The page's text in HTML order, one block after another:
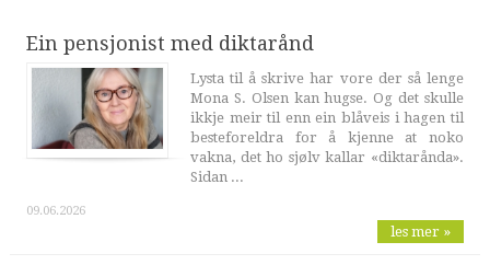
Ein pensjonist med diktarånd
Lysta til å skrive har vore der så lenge
Mona S. Olsen kan hugse. Og det skulle
ikkje meir til enn ein blåveis i hagen til
besteforeldra for å kjenne at noko
vakna, det ho sjølv kallar «diktarånda».
Sidan ...
09.06.2026
les mer »